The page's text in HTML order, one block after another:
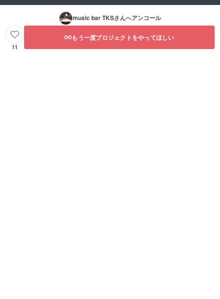
music bar TKSさんへアンコール
11
もう一度プロジェクトをやってほしい